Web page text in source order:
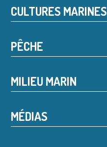
CULTURES MARINES
PÊCHE
MILIEU MARIN
MÉDIAS